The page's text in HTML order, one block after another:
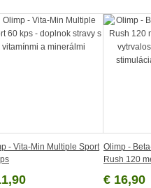
- Vita-Min Multiple Sport Olimp -
Rush 120
€ 16,90